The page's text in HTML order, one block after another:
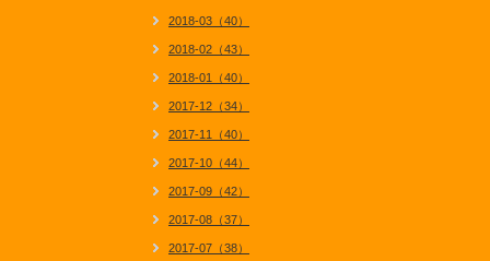
2018-03（40）
2018-02（43）
2018-01（40）
2017-12（34）
2017-11（40）
2017-10（44）
2017-09（42）
2017-08（37）
2017-07（38）